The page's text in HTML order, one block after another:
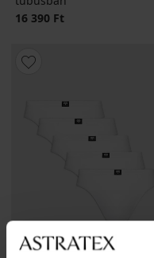
16 390 Ft